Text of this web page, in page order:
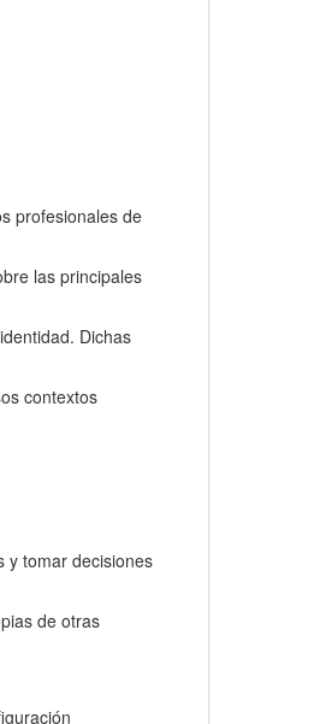
profesionales de
las principales
Dichas
contextos
y tomar decisiones
de otras